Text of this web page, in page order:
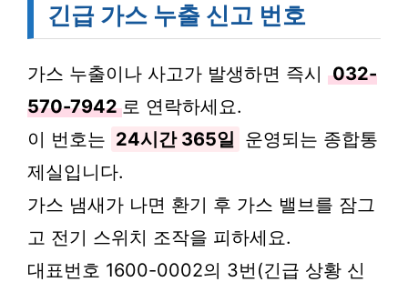
긴급 가스 누출 신고 번호
가스 누출이나 사고가 발생하면 즉시 032-
570-7942 로 연락하세요.
이 번호는 24시간 365일 운영되는 종합통
제실입니다.
가스 냄새가 나면 환기 후 가스 밸브를 잠그
고 전기 스위치 조작을 피하세요.
대표번호 1600-0002의 3번(긴급 상황 신